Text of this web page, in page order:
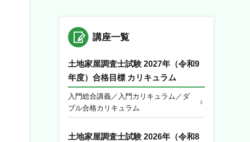
講座一覧
土地家屋調査士試験 2027年（令和9
年度）合格目標 カリキュラム
入門総合講義／入門カリキュラム／ダ
ブル合格カリキュラム
土地家屋調査士試験 2026年（令和8